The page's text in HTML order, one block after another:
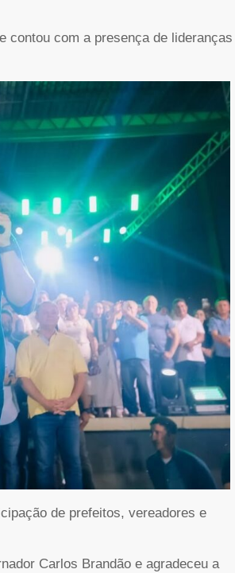
contou com a presença de lideranças
de prefeitos, vereadores e
Carlos Brandão e agradeceu a